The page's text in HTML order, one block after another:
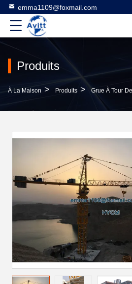
emma1109@foxmail.com
Produits
À La Maison > Produits > Grue À Tour